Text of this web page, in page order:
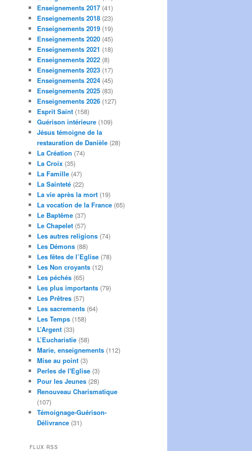
Enseignements 2017 (41)
Enseignements 2018 (23)
Enseignements 2019 (19)
Enseignements 2020 (45)
Enseignements 2021 (18)
Enseignements 2022 (8)
Enseignements 2023 (17)
Enseignements 2024 (45)
Enseignements 2025 (83)
Enseignements 2026 (127)
Esprit Saint (158)
Guérison intérieure (109)
Jésus témoigne de la
restauration de Danièle (28)
La Création (74)
La Croix (35)
La Famille (47)
La Sainteté (22)
La vie après la mort (19)
La vocation de la France (65)
Le Baptême (37)
Le Chapelet (57)
Les autres religions (74)
Les Démons (88)
Les fêtes de l’Eglise (78)
Les Non croyants (12)
Les péchés (65)
Les plus importants (79)
Les Prêtres (57)
Les sacrements (64)
Les Temps (158)
L’Argent (33)
L’Eucharistie (58)
Marie, enseignements (112)
Mise au point (3)
Perles de l'Eglise (3)
Pour les Jeunes (28)
Renouveau Charismatique
(107)
Témoignage-Guérison-
Délivrance (31)
FLUX RSS